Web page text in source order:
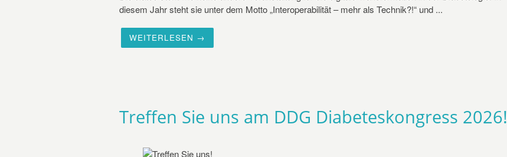
diesem Jahr steht sie unter dem Motto „Interoperabilität – mehr als Technik?!“ und ...
WEITERLESEN →
Treffen Sie uns am DDG Diabeteskongress 2026!